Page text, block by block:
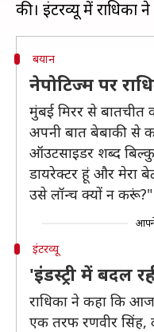
बयान
नेपोटिज्म पर
मुंबई मिरर से बातचीत
अपनी बात बेबाकी से
ऑउटसाइडर शब्द
डायरेक्टर हूं और मेरा
उसे लॉन्च क्यों न करूं?"
इंटरव्यू
'इंडस्ट्री में बदल
राधिका ने कहा कि आज
एक तरफ रणवीर सिंह,